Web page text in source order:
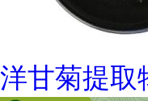
洋甘菊提取